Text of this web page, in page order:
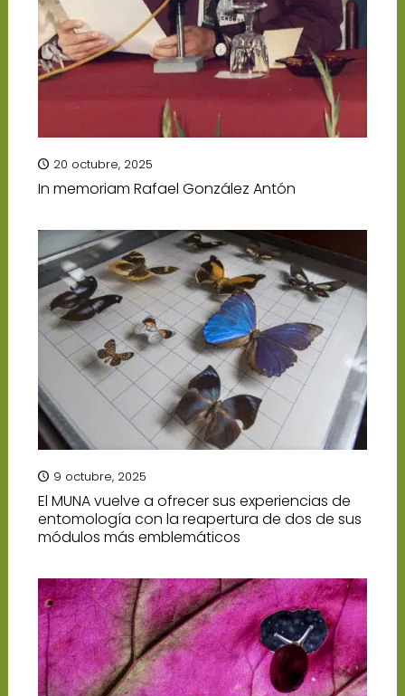
20 octubre, 2025
In memoriam Rafael González Antón
9 octubre, 2025
El MUNA vuelve a ofrecer sus experiencias de
entomología con la reapertura de dos de sus
módulos más emblemáticos